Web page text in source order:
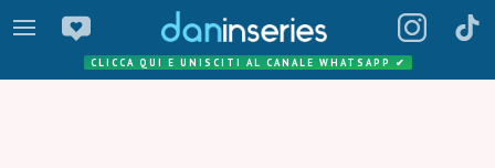
CLICCA QUI E UNISCITI AL CANALE WHATSAPP ✔